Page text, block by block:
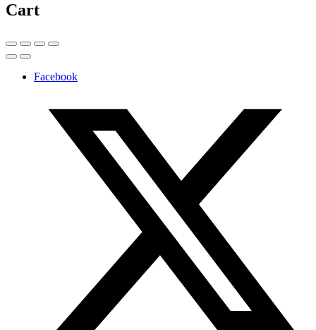
Cart
Facebook